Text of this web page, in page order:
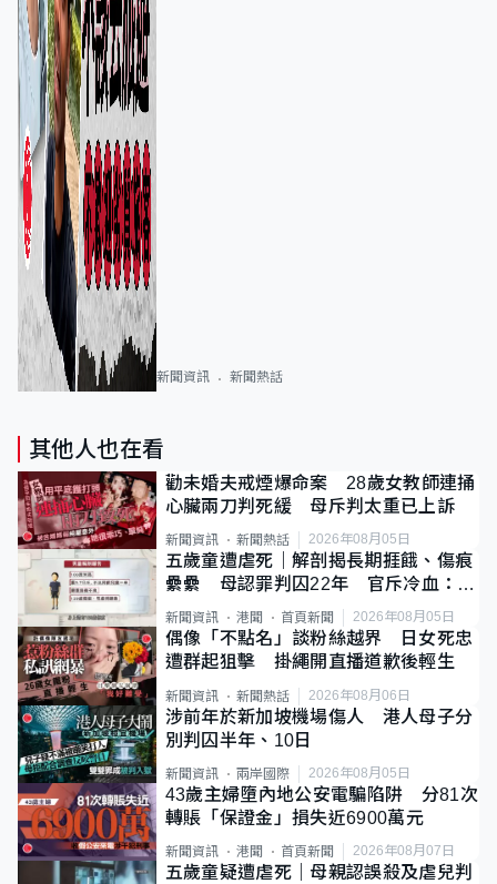
新聞資訊 新聞熱話
其他人也在看
勸未婚夫戒煙爆命案 28歲女教師連捅
心臟兩刀判死緩 母斥判太重已上訴
新聞資訊 新聞熱話 2026年08月05日
五歲童遭虐死｜解剖揭長期捱餓、傷痕
纍纍 母認罪判囚22年 官斥冷血：同
類案最惡劣
新聞資訊 港聞 首頁新聞 2026年08月05日
偶像「不點名」談粉絲越界 日女死忠
遭群起狙擊 掛繩開直播道歉後輕生
新聞資訊 新聞熱話 2026年08月06日
涉前年於新加坡機場傷人 港人母子分
別判囚半年、10日
新聞資訊 兩岸國際 2026年08月05日
43歲主婦墮內地公安電騙陷阱 分81次
轉賬「保證金」損失近6900萬元
新聞資訊 港聞 首頁新聞 2026年08月07日
五歲童疑遭虐死｜母親認誤殺及虐兒判